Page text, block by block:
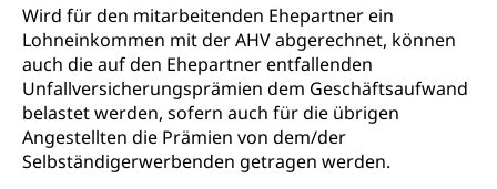
Wird für den mitarbeitenden Ehepartner ein
Lohneinkommen mit der AHV abgerechnet, können
auch die auf den Ehepartner entfallenden
Unfallversicherungsprämien dem Geschäftsaufwand
belastet werden, sofern auch für die übrigen
Angestellten die Prämien von dem/der
Selbständigerwerbenden getragen werden.
Wasserversorgung
Waffen
Waffenerwerbsschein, Waffenschein, Waffenbüro,
Waffentragen, Selbstverteidigung
Waffen, Sprengstoffe und Pyrotechnik
Zivildienst
Militärdienst